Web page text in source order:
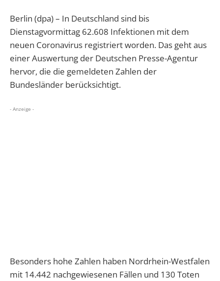
Berlin (dpa) – In Deutschland sind bis
Dienstagvormittag 62.608 Infektionen mit dem
neuen Coronavirus registriert worden. Das geht aus
einer Auswertung der Deutschen Presse-Agentur
hervor, die die gemeldeten Zahlen der
Bundesländer berücksichtigt.
- Anzeige -
Besonders hohe Zahlen haben Nordrhein-Westfalen
mit 14.442 nachgewiesenen Fällen und 130 Toten